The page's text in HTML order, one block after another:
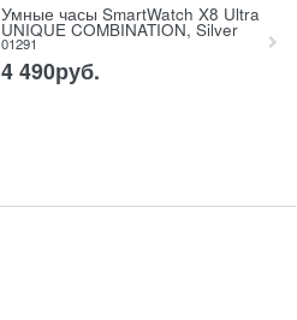
Умные часы SmartWatch X8 Ultra
UNIQUE COMBINATION, Silver
01291
4 490руб.